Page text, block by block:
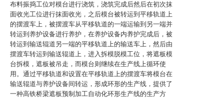
布料振捣工位对模台进行浇筑，浇筑完成后然后在初次抹
面收光工位进行抹面收光，之后模台被转运到平移轨道上
的摆渡车上，被摆渡车从平移轨道的一端运输到另一端并
转运到养护设备进行养护，在养护设备内养护完成后，被
转运到输送辊道另一端的平移轨道上的输送车上，然后由
摆渡车转运到输送辊道上，进入拆模脱模工位，将遮板模
台拆模，遮板被吊走，而模台则继续在生产线上循环使
用。通过平移轨道和设置在平移轨道上的摆渡车将模台在
输送辊道与养护设备间转运，形成环形的生产线，提供了
一种高铁桥梁遮板预制加工自动化环形生产线的生产方